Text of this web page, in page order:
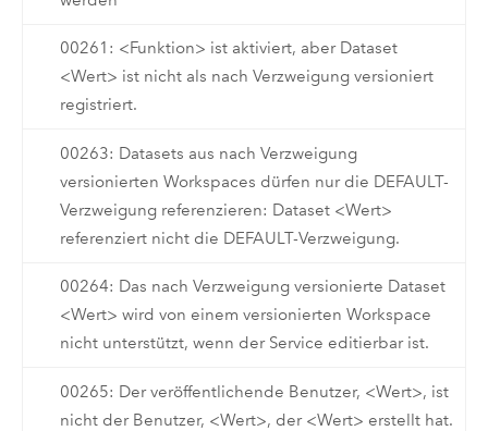
00261: <Funktion> ist aktiviert, aber Dataset
<Wert> ist nicht als nach Verzweigung versioniert
registriert.
00263: Datasets aus nach Verzweigung
versionierten Workspaces dürfen nur die DEFAULT-
Verzweigung referenzieren: Dataset <Wert>
referenziert nicht die DEFAULT-Verzweigung.
00264: Das nach Verzweigung versionierte Dataset
<Wert> wird von einem versionierten Workspace
nicht unterstützt, wenn der Service editierbar ist.
00265: Der veröffentlichende Benutzer, <Wert>, ist
nicht der Benutzer, <Wert>, der <Wert> erstellt hat.